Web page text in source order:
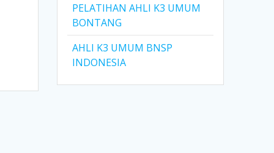
PELATIHAN AHLI K3 UMUM
BONTANG
AHLI K3 UMUM BNSP
INDONESIA